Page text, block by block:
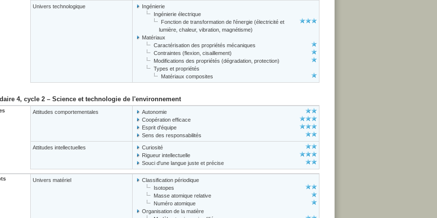
Univers technologique
Ingénierie
Ingénierie électrique
Fonction de transformation de l'énergie (électricité et
lumière, chaleur, vibration, magnétisme)
Matériaux
Caractérisation des propriétés mécaniques
Contraintes (flexion, cisaillement)
Modifications des propriétés (dégradation, protection)
Types et propriétés
Matériaux composites
4, cycle 2 – Science et technologie de l'environnement
Attitudes comportementales
Autonomie
Coopération efficace
Esprit d'équipe
Sens des responsabilités
Attitudes intellectuelles
Curiosité
Rigueur intellectuelle
Souci d'une langue juste et précise
Univers matériel
Classification périodique
Isotopes
Masse atomique relative
Numéro atomique
Organisation de la matière